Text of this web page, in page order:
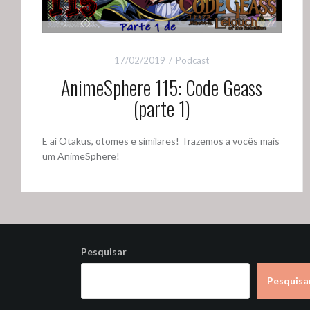
17/02/2019 Podcast
AnimeSphere 115: Code Geass
(parte 1)
E aí Otakus, otomes e similares! Trazemos a vocês mais
um AnimeSphere!
Pesquisar